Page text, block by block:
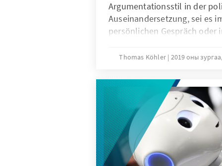
Argumentationsstil in der
Auseinandersetzung, sei es
persönlichen Gespräch oder
Positionen mit einer
ersten empirischen
Literaturstudien,
Diskussionsbeiträgen hat die
Stiftung begonnen, Fragen
und Debattenkultur
Thomas Köhler 2019 оны